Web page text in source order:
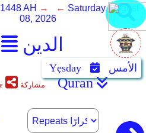
الدين
AH → ← Saturday, August
08, 2026
Yẹsday الأمس
مشاركة Quran